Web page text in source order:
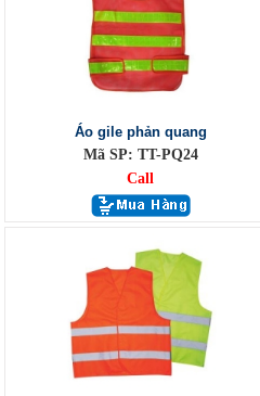
Áo gile phản quang
Mã SP: TT-PQ24
Call